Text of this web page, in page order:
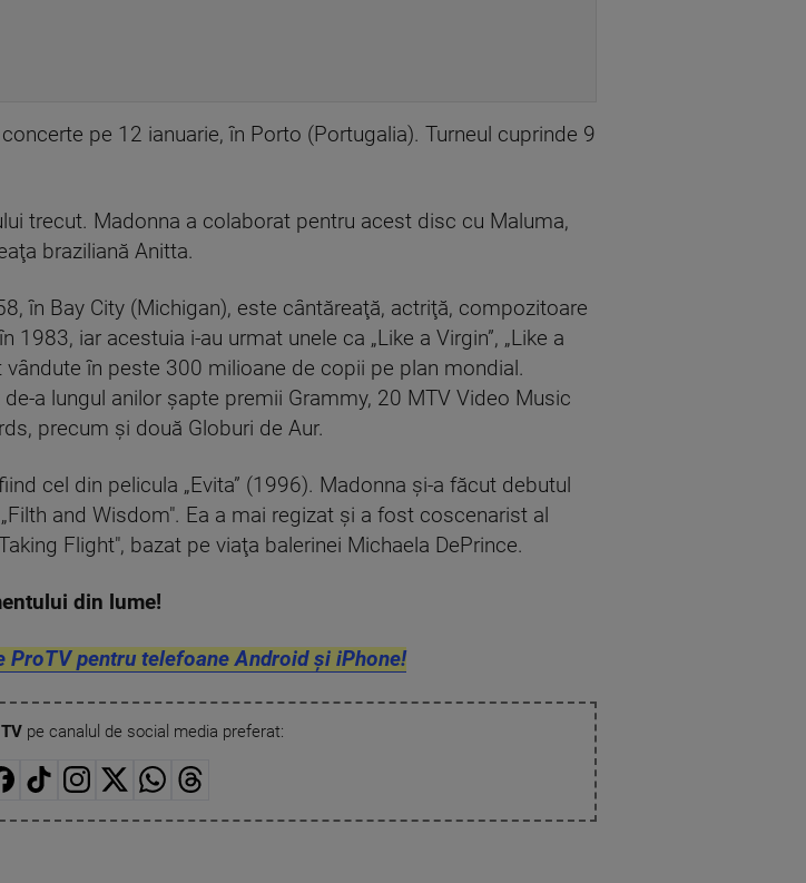
pe 12 ianuarie, în Porto (Portugalia). Turneul cuprinde 9
trecut. Madonna a colaborat pentru acest disc cu Maluma,
braziliană Anitta.
în Bay City (Michigan), este cântăreaţă, actriţă, compozitoare
iar acestuia i-au urmat unele ca „Like a Virgin”, „Like a
vândute în peste 300 milioane de copii pe plan mondial.
a lungul anilor şapte premii Grammy, 20 MTV Video Music
precum şi două Globuri de Aur.
cel din pelicula „Evita” (1996). Madonna şi-a făcut debutul
and Wisdom". Ea a mai regizat şi a fost coscenarist al
Flight", bazat pe viaţa balerinei Michaela DePrince.
din lume!
ProTV pentru telefoane Android și iPhone!
pe canalul de social media preferat: